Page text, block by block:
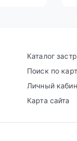
Каталог
Поиск по
Личный
Карта сайта